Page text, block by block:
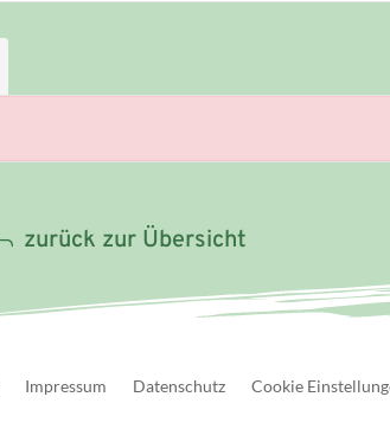
zurück zur Übersicht
Impressum Datenschutz Cookie